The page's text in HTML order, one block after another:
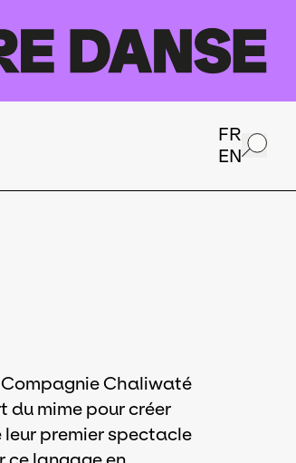
FR
EN
Compagnie Chaliwaté
du mime pour créer
premier spectacle